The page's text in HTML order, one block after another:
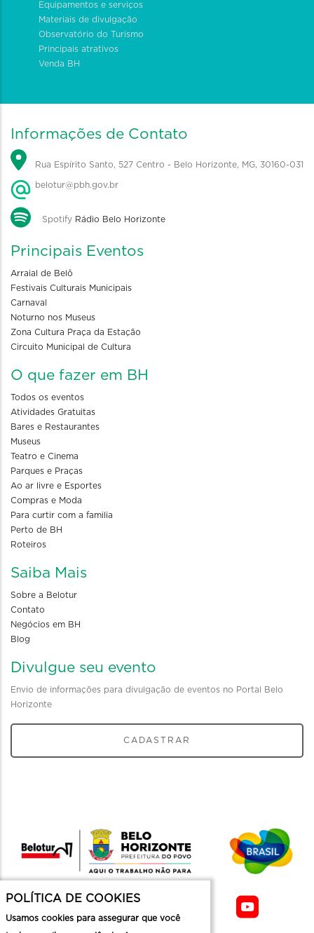
Equipamentos e serviços
Materiais de divulgação
Observatório do Turismo
Principais atrativos
Venda BH
Informações de Contato
Rua Espírito Santo, 527 Centro - Belo Horizonte, MG, 30160-031
belotur@pbh.gov.br
Spotify Rádio Belo Horizonte
Principais Eventos
Arraial de Belô
Festivais Culturais Municipais
Carnaval
Noturno nos Museus
Zona Cultura Praça da Estação
Circuito Municipal de Cultura
O que fazer em BH
Todos os eventos
Atividades Gratuitas
Bares e Restaurantes
Museus
Teatro e Cinema
Parques e Praças
Ao ar livre e Esportes
Compras e Moda
Para curtir com a familia
Perto de BH
Roteiros
Saiba Mais
Sobre a Belotur
Contato
Negócios em BH
Blog
Divulgue seu evento
Envio de informações para divulgação de eventos no Portal Belo
Horizonte
CADASTRAR
POLÍTICA DE COOKIES
Usamos cookies para assegurar que você